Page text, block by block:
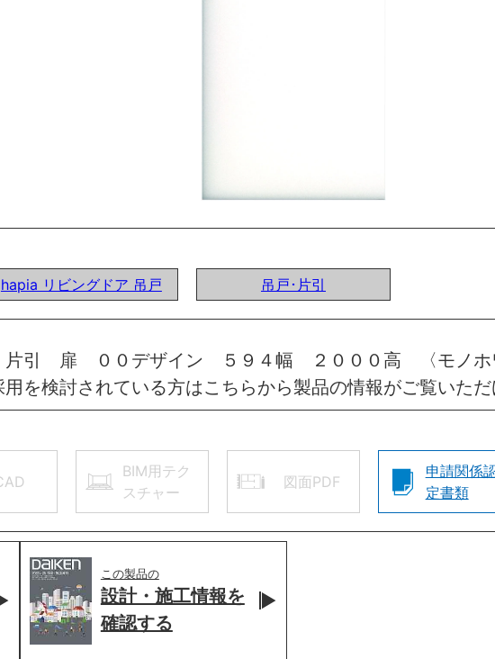
hapia リビングドア 吊戸 吊戸･片引
片引 扉 ００デザイン ５９４幅 ２０００高 〈モノ
を検討されている方はこちらから製品の情報がご覧いただ
BIM用テク
スチャー
図面PDF
申請関係
定書類
この製品の
設計・施工情報を
確認する